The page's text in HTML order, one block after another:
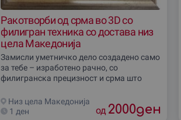
Ракотворби од срма во 3D со
филигран техника со достава низ
цела Македониjа
Замисли уметничко дело создадено само
за тебе – изработено рачно, со
филигранска прецизност и срма што
изработка ќе внесе елеганција во секој
простор,
Низ цела Македониjа
1 ден
од 2000ден